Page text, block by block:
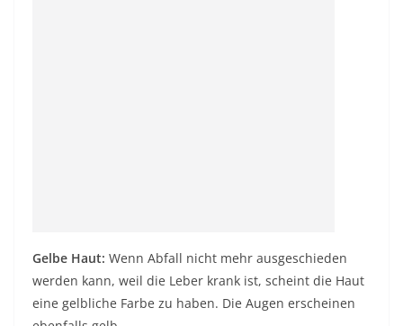
Gelbe Haut: Wenn Abfall nicht mehr ausgeschieden
werden kann, weil die Leber krank ist, scheint die Haut
eine gelbliche Farbe zu haben. Die Augen erscheinen